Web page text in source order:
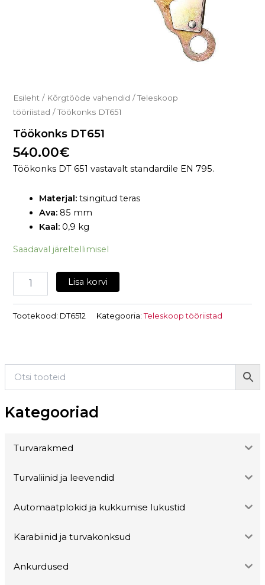
Kategooriad
Turvarakmed
Turvaliinid ja leevendid
Automaatplokid ja kukkumise lukustid
Karabiinid ja turvakonksud
Ankurdused
Esileht / Kõrgtööde vahendid /Teleskoop
tööriistad / Töökonks DT651
Töökonks DT651
540.00€
Töökonks DT 651 vastavalt standardile EN 795.
Materjal: tsingitud teras
Ava: 85 mm
Kaal: 0,9 kg
Saadaval järeltellimisel
Lisa korvi
Tootekood: DT6512 Kategooria:Teleskoop tööriistad